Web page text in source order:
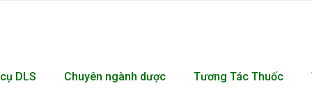
DLS Chuyên ngành dược Tương Tác Thuốc